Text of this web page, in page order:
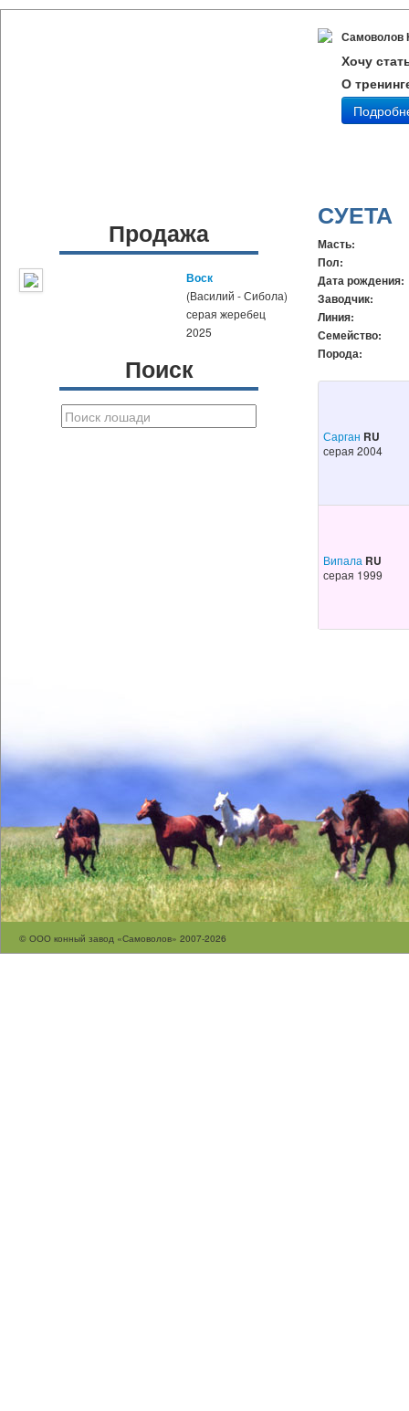
Самоволов
Хочу
О
Продажа
Воск
(Василий - Сибола)
серая жеребец
2025
Поиск
СУЕТА
Масть:
Пол:
Дата рождения:
Заводчик:
Линия:
Семейство:
Порода:
Сарган RU
серая 2004
Випала RU
серая 1999
© ООО конный завод «Самоволов» 2007-2026